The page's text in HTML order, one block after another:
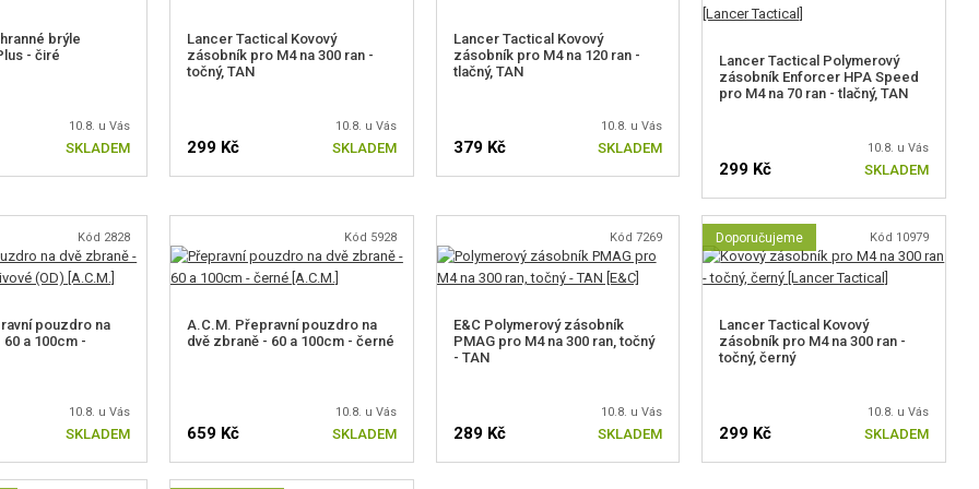
brýle
- čiré
10.8. u Vás
SKLADEM
Lancer Tactical Kovový
zásobník pro M4 na 300 ran -
točný, TAN
10.8. u Vás
299 Kč SKLADEM
Lancer Tactical Kovový
zásobník pro M4 na 120 ran -
tlačný, TAN
10.8. u Vás
379 Kč SKLADEM
Lancer Tactical Polymerový
zásobník Enforcer HPA Speed
pro M4 na 70 ran - tlačný, TAN
10.8. u Vás
299 Kč SKLADEM
Kód 2828
pouzdro na
a 100cm -
10.8. u Vás
SKLADEM
Kód 5928
A.C.M. Přepravní pouzdro na
dvě zbraně - 60 a 100cm - černé
10.8. u Vás
659 Kč SKLADEM
Kód 7269
E&C Polymerový zásobník
PMAG pro M4 na 300 ran, točný
- TAN
10.8. u Vás
289 Kč SKLADEM
Doporučujeme Kód 10979
Lancer Tactical Kovový
zásobník pro M4 na 300 ran -
točný, černý
10.8. u Vás
299 Kč SKLADEM